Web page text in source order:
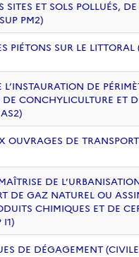
SITES ET SOLS POLLUÉS,
PM2)
PIÉTONS SUR LE LITTORAL
L’INSTAURATION DE
CONCHYLICULTURE ET
OUVRAGES DE
DE
DE GAZ NATUREL OU
CHIMIQUES ET DE
I1)
DE DÉGAGEMENT